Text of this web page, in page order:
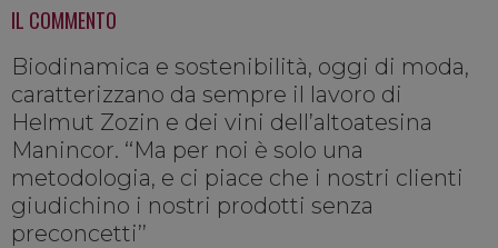
IL COMMENTO
Biodinamica e sostenibilità, oggi di moda,
caratterizzano da sempre il lavoro di
Helmut Zozin e dei vini dell’altoatesina
Manincor. ‘‘Ma per noi è solo una
metodologia, e ci piace che i nostri clienti
giudichino i nostri prodotti senza
preconcetti’’